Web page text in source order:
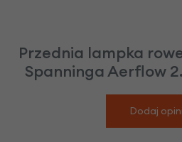
Przednia lampka
Spanninga Aerflow
Dodaj